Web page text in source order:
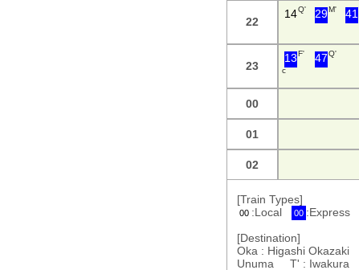
22
14Q' 29M' 41
23
13F'
c
47Q'
00
01
02
[Train Types]
00 :Local 00 :Express
[Destination]
Oka : Higashi
Unuma T' : Iwakura